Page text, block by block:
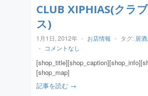
CLUB XIPHIAS(クラ
ス)
1月1日, 2012年 - お店情報 - タグ: 居
- コメントなし
[shop_map]
記事を読む →